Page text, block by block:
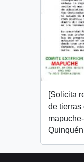
[Solicita
de tierras
Quinquén]